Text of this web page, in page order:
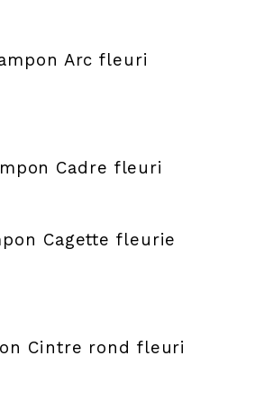
Arc fleuri
Cadre fleuri
Cagette fleurie
Cintre rond fleuri